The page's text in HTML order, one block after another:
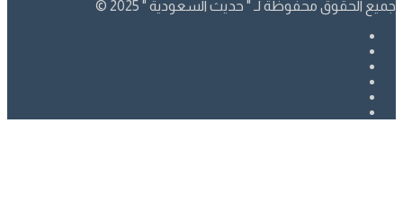
جميع الحقوق محفوظة لـ " حديث السعودية " 2025 ©